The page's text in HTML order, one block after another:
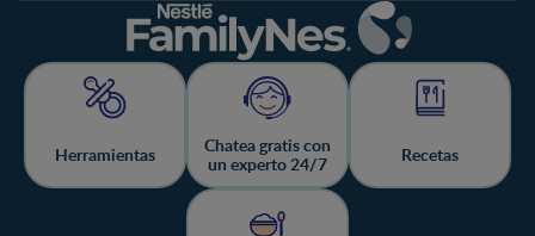
Herramientas
Chatea gratis con
un experto 24/7
Recetas